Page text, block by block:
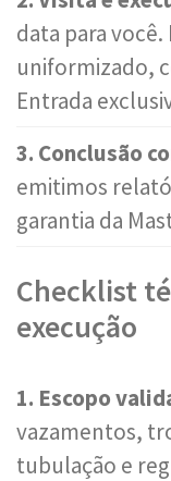
data para
uniformizado,
Entrada
3. Conclusão
emitimos
garantia da
Checklist
execução
1. Escopo
vazamentos,
tubulação e